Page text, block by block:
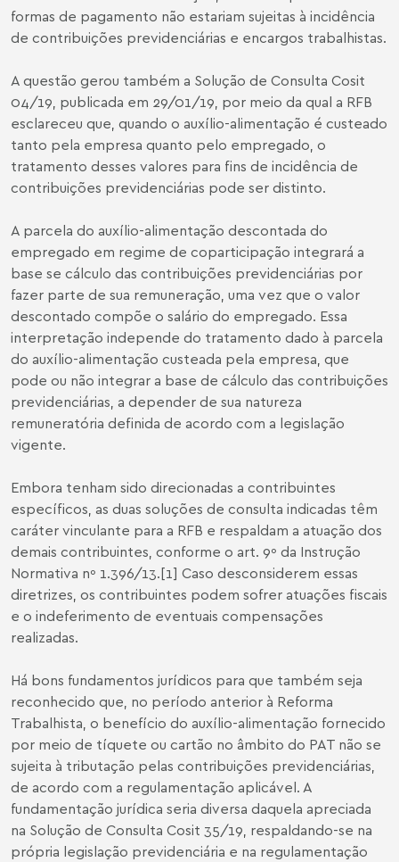
formas de pagamento não estariam sujeitas à incidência
de contribuições previdenciárias e encargos trabalhistas.
A questão gerou também a Solução de Consulta Cosit
04/19, publicada em 29/01/19, por meio da qual a RFB
esclareceu que, quando o auxílio-alimentação é custeado
tanto pela empresa quanto pelo empregado, o
tratamento desses valores para fins de incidência de
contribuições previdenciárias pode ser distinto.
A parcela do auxílio-alimentação descontada do
empregado em regime de coparticipação integrará a
base se cálculo das contribuições previdenciárias por
fazer parte de sua remuneração, uma vez que o valor
descontado compõe o salário do empregado. Essa
interpretação independe do tratamento dado à parcela
do auxílio-alimentação custeada pela empresa, que
pode ou não integrar a base de cálculo das contribuições
previdenciárias, a depender de sua natureza
remuneratória definida de acordo com a legislação
vigente.
Embora tenham sido direcionadas a contribuintes
específicos, as duas soluções de consulta indicadas têm
caráter vinculante para a RFB e respaldam a atuação dos
demais contribuintes, conforme o art. 9º da Instrução
Normativa nº 1.396/13.[1] Caso desconsiderem essas
diretrizes, os contribuintes podem sofrer atuações fiscais
e o indeferimento de eventuais compensações
realizadas.
Há bons fundamentos jurídicos para que também seja
reconhecido que, no período anterior à Reforma
Trabalhista, o benefício do auxílio-alimentação fornecido
por meio de tíquete ou cartão no âmbito do PAT não se
sujeita à tributação pelas contribuições previdenciárias,
de acordo com a regulamentação aplicável. A
fundamentação jurídica seria diversa daquela apreciada
na Solução de Consulta Cosit 35/19, respaldando-se na
própria legislação previdenciária e na regulamentação